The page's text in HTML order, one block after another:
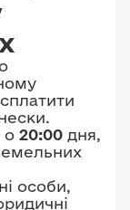
о 20:00 дня,
особи,